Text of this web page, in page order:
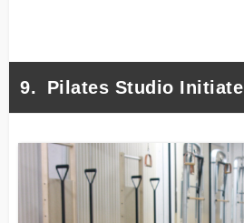
Pilates Studio Initiate